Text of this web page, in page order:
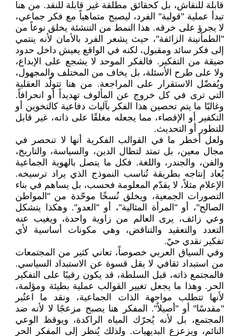
قابلة للنقاش، بل كحقائق مطلقة غير قابلة للنقد. من هنا
تبدأ عملية "قولبة" الفرد، ليصبح متماهياً مع فكر جماعي،
لا يجرؤ على خرقه. هذا النمط من التنشئة يخلق نوعاً من
"الطمأنينة الزائفة"، حيث يشعر الفرد بالأمان لأنه ينتمي
إلى فكر سائد ومقبول، لكنه في الواقع يعيش داخل حدود
ضيقة من التفكير. فالفكر الموحد لا يشجع على الإبداع،
ولا على طرح الأسئلة، بل يخاف من المختلف والمجهول،
ويُفضّل الاستقرار على المراجعة. من هنا تتولّد العقلية
التي ترى في كل خروج عن المألوف تهديداً أو انحرافاً.
وغالبًا ما يتم تحصين هذا الفكر بآليات دفاعية كالتخوين أو
التكفير أو الإقصاء، مما يجعله مغلقًا على ذاته، غير قابل
للتطور أو التحديث.
ولعل أخطر ما في القوالب الفكرية أنها لا تنحصر في
مجال معين، بل تمتد لتطال الدين، والسياسة، والتاريخ،
والفن، والجندر، واللغة. فكل ما يتصل بالهوية الجماعية
يُعاد إنتاجه بطريقة تُناسب النموذج الذي يراد ترسيخه.
الإعلام مثلاً، لا يقدّم المعلومة فحسب، بل يساهم في بناء
التصورات الجمعية، ويخلق نُسخًا موحّدة من "المواطن
الصالح"، أو "المرأة المثالية"، أو "العدو". وهكذا يتشكل
وعي زائف، يرى العالم من زاوية واحدة، ويغيب عنه
التعدد والتعقيد والتناقض، وهي مكونات أساسية لأي
تفكير نقدي حيّ.
وفي السياق العربي خصوصاً، تعاني كثير من المجتمعات
من استبداد ثقافي لا يقل قسوة عن الاستبداد السياسي.
فالمجتمع ذاته، قبل السلطة، قد يكون رقيبًا على التفكير
الحر. وهذا ما يجعل تغيير القوالب عملية بطيئة ومؤلمة،
لأنها تتطلب مواجهة الذات الجماعية، ونقد ما اعتُبر
"مقدسًا" أو "أصيلاً". المفكر هنا يصبح مزعجًا لا لأنه ضد
المجتمع، بل لأنه يُحرّك المياه الراكدة، ويوقظ الوعي
النائم، ويزعزع البديهيات. ولذلك يُنظر إلى المفكر الحر